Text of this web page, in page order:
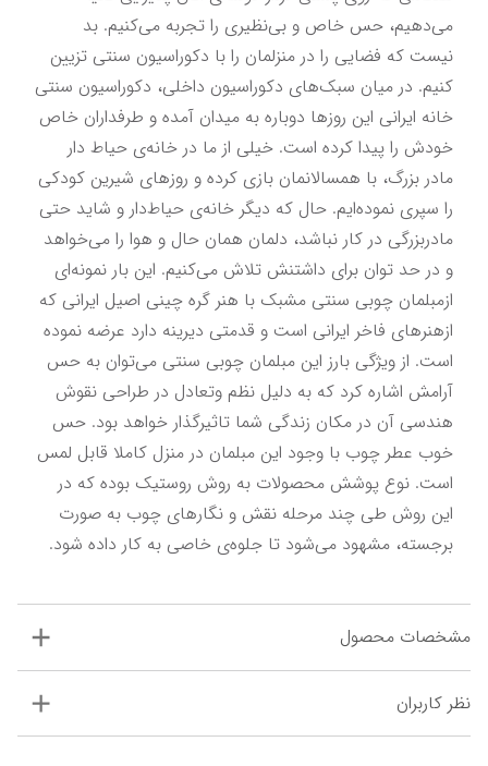
برجسته، مشهود می‌شود تا جلوه‌ی خاصی به کار داده شود.
مشخصات محصول
نظر کاربران